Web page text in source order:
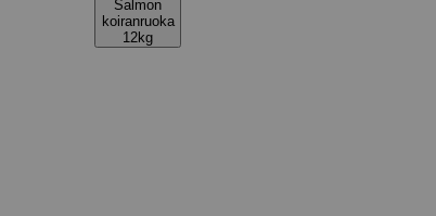
Salmon
koiranruoka
12kg